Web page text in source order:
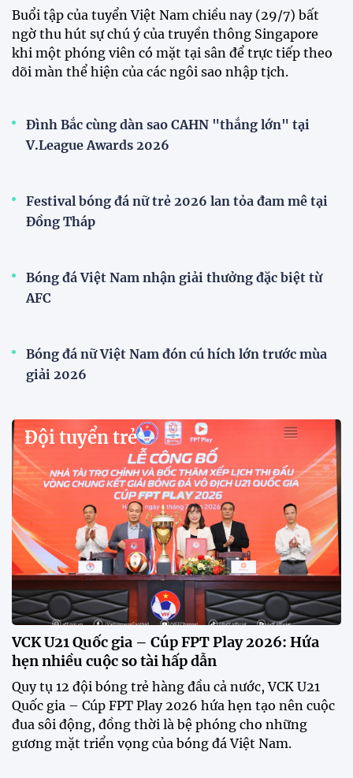
Buổi tập của tuyển Việt Nam chiều nay (29/7) bất
ngờ thu hút sự chú ý của truyền thông Singapore
khi một phóng viên có mặt tại sân để trực tiếp theo
dõi màn thể hiện của các ngôi sao nhập tịch.
Đình Bắc cùng dàn sao CAHN "thắng lớn" tại
V.League Awards 2026
Festival bóng đá nữ trẻ 2026 lan tỏa đam mê tại
Đồng Tháp
Bóng đá Việt Nam nhận giải thưởng đặc biệt từ
AFC
Bóng đá nữ Việt Nam đón cú hích lớn trước mùa
giải 2026
Đội tuyển trẻ
VCK U21 Quốc gia – Cúp FPT Play 2026: Hứa
hẹn nhiều cuộc so tài hấp dẫn
Quy tụ 12 đội bóng trẻ hàng đầu cả nước, VCK U21
Quốc gia – Cúp FPT Play 2026 hứa hẹn tạo nên cuộc
đua sôi động, đồng thời là bệ phóng cho những
gương mặt triển vọng của bóng đá Việt Nam.